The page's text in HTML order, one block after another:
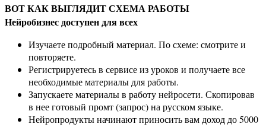
ВОТ КАК ВЫГЛЯДИТ СХЕМА РАБОТЫ
Нейробизнес доступен для всех
Изучаете подробный материал. По схеме: смотрите и
повторяете.
Регистрируетесь в сервисе из уроков и получаете все
необходимые материалы для работы.
Запускаете материалы в работу нейросети. Скопировав
в нее готовый промт (запрос) на русском языке.
Нейропродукты начинают приносить вам доход до 5000